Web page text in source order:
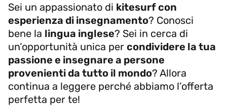
Sei un appassionato di kitesurf con
esperienza di insegnamento? Conosci
bene la lingua inglese? Sei in cerca di
un’opportunità unica per condividere la tua
passione e insegnare a persone
provenienti da tutto il mondo? Allora
continua a leggere perché abbiamo l’offerta
perfetta per te!